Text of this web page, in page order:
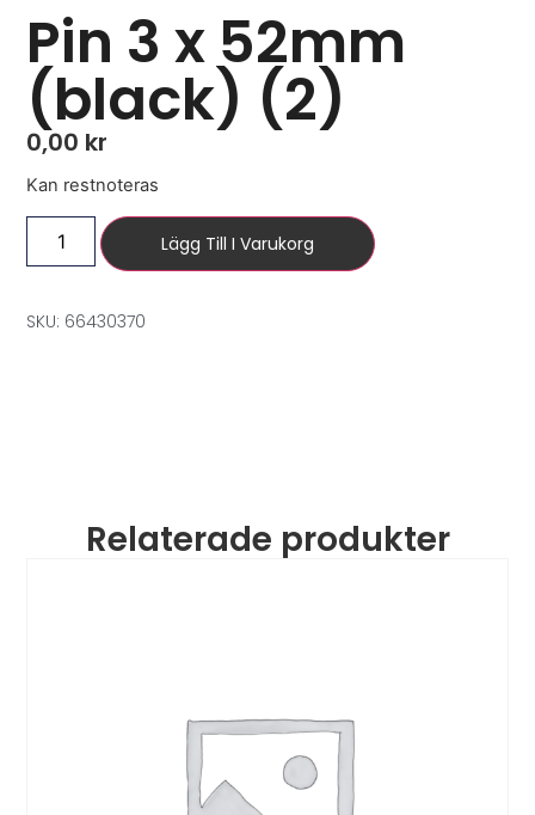
Pin 3 x 52mm
(black) (2)
0,00 kr
Kan restnoteras
Lägg Till I Varukorg
SKU: 66430370
Relaterade produkter